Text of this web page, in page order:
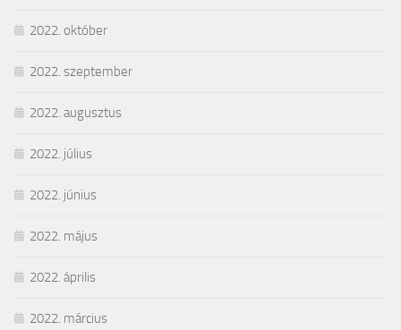
2022. október
2022. szeptember
2022. augusztus
2022. július
2022. június
2022. május
2022. április
2022. március